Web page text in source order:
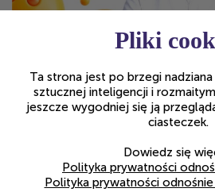
Tomek Graszewicz i
Najbliższe terminy:
Nowy
Pliki
Ta strona jest po brzegi
sztucznej inteligencji i
jeszcze wygodniej się ją
ciasteczek.
Dowiedz się
Polityka prywatności
Polityka prywatności